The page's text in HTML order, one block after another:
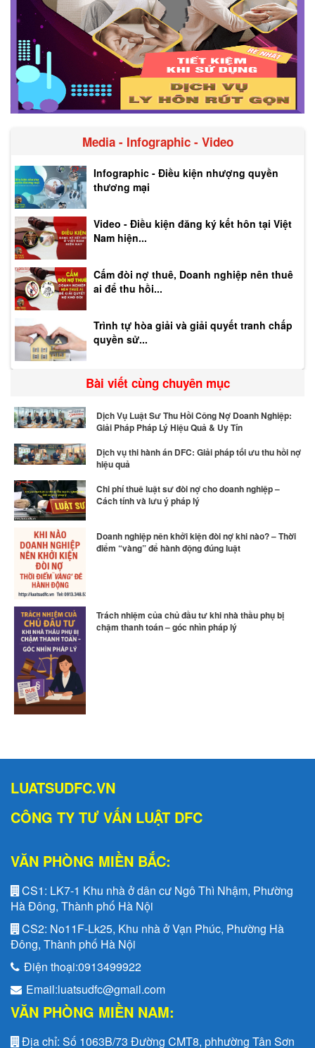
Media - Infographic - Video
Infographic - Điều kiện nhượng quyền
thương mại
Video - Điều kiện đăng ký kết hôn tại Việt
Nam hiện...
Cấm đòi nợ thuê, Doanh nghiệp nên thuê
ai để thu hồi...
Trình tự hòa giải và giải quyết tranh chấp
quyền sử...
Bài viết cùng chuyên mục
Dịch Vụ Luật Sư Thu Hồi Công Nợ Doanh Nghiệp:
Giải Pháp Pháp Lý Hiệu Quả & Uy Tín
Dịch vụ thi hành án DFC: Giải pháp tối ưu thu hồi nợ
hiệu quả
Chi phí thuê luật sư đòi nợ cho doanh nghiệp –
Cách tính và lưu ý pháp lý
Doanh nghiệp nên khởi kiện đòi nợ khi nào? – Thời
điểm “vàng” để hành động đúng luật
Trách nhiệm của chủ đầu tư khi nhà thầu phụ bị
chậm thanh toán – góc nhìn pháp lý
LUATSUDFC.VN
CÔNG TY TƯ VẤN LUẬT DFC
VĂN PHÒNG MIỀN BẮC:
CS1: LK7-1 Khu nhà ở dân cư Ngô Thì Nhậm, Phường
Hà Đông, Thành phố Hà Nội
CS2: No11F-Lk25, Khu nhà ở Vạn Phúc, Phường Hà
Đông, Thành phố Hà Nội
Điện thoại:0913499922
Email:luatsudfc@gmail.com
VĂN PHÒNG MIỀN NAM:
Địa chỉ: Số 1063B/73 Đường CMT8, phhường Tân Sơn